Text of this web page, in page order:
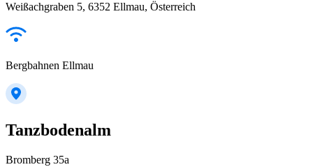
Weißachgraben 5, 6352 Ellmau, Österreich
Bergbahnen Ellmau
Tanzbodenalm
Bromberg 35a